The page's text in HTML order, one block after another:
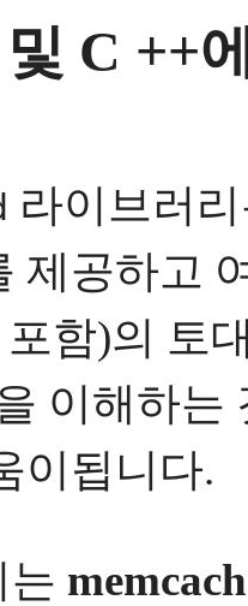
및 C ++
라이브러
제공하고
포함)의 토
이해하는
이됩니다.
는